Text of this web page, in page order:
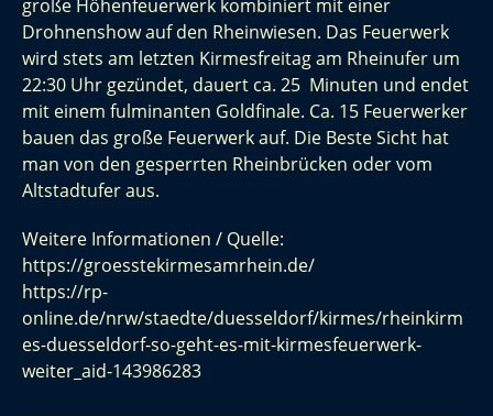
große Höhenfeuerwerk kombiniert mit einer
Drohnenshow auf den Rheinwiesen. Das Feuerwerk
wird stets am letzten Kirmesfreitag am Rheinufer um
22:30 Uhr gezündet, dauert ca. 25 Minuten und endet
mit einem fulminanten Goldfinale. Ca. 15 Feuerwerker
bauen das große Feuerwerk auf. Die Beste Sicht hat
man von den gesperrten Rheinbrücken oder vom
Altstadtufer aus.
Weitere Informationen / Quelle:
https://groesstekirmesamrhein.de/
https://rp-
online.de/nrw/staedte/duesseldorf/kirmes/rheinkirm
es-duesseldorf-so-geht-es-mit-kirmesfeuerwerk-
weiter_aid-143986283